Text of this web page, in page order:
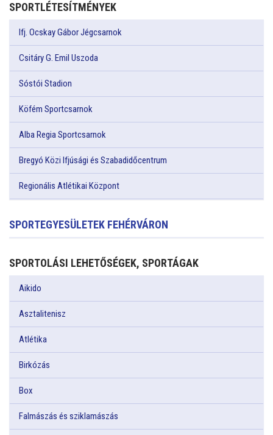
SPORTLÉTESÍTMÉNYEK
Ifj. Ocskay Gábor Jégcsarnok
Csitáry G. Emil Uszoda
Sóstói Stadion
Köfém Sportcsarnok
Alba Regia Sportcsarnok
Bregyó Közi Ifjúsági és Szabadidőcentrum
Regionális Atlétikai Központ
SPORTEGYESÜLETEK FEHÉRVÁRON
SPORTOLÁSI LEHETŐSÉGEK, SPORTÁGAK
Aikido
Asztalitenisz
Atlétika
Birkózás
Box
Falmászás és sziklamászás